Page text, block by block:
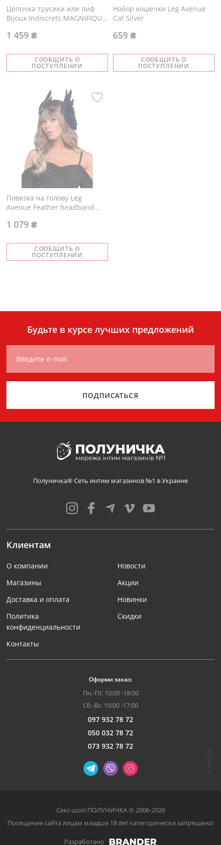
Цепочка трусики или лиф
Bijoux Indiscrets MAGNIFIQUE
СООБЩИТЬ О
ПОСТУПЛЕНИИ
1 459 ₴
Набор кошечки Leg Avenue
Cat Silver
СООБЩИТЬ О
ПОСТУПЛЕНИИ
659 ₴
Повязка на голову Leg
Avenue Feather headband
СООБЩИТЬ О
ПОСТУПЛЕНИИ
1 079 ₴
Будьте в курсе лучших предложений
Введите e-mail
ПОДПИСАТЬСЯ
Полуничка® Сеть интим магазинов №1 в Украине
Клиентам
О компании
Магазины
Доставка и оплата
Политика
конфиденциальности
Контакты
Новости
Акции
Новинки
Скидки
Оформи заказ:
Пн.-Пт. 10:00 -18:00
Сб.-Вс. 10:00 -17:00
097 932 78 72
050 032 78 72
073 932 78 72
Секс-шоп ПОЛУНИЧКА © 2006-2026
Посещение сайта лицам младше 18 лет категорически запрещено!
Разработано